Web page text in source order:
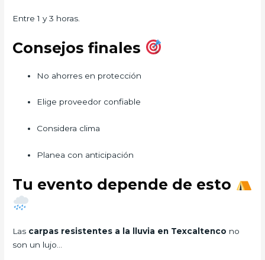
Entre 1 y 3 horas.
Consejos finales
No ahorres en protección
Elige proveedor confiable
Considera clima
Planea con anticipación
Tu evento depende de esto
Las carpas resistentes a la lluvia en Texcaltenco no
son un lujo…